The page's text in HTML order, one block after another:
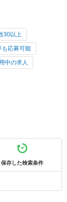
30以上
も応募可能
中の求人
保存した検索条件